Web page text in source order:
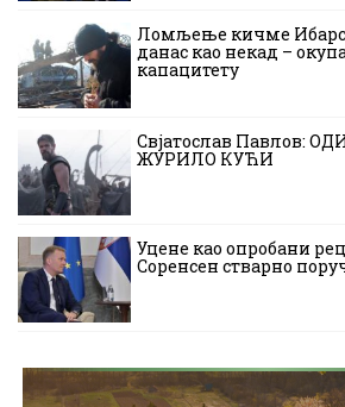
Ломљење кичме
данас као некад –
капацитету
Свјатослав Павлов:
ЖУРИЛО КУЋИ
Уцене као опробани
Соренсен стварно